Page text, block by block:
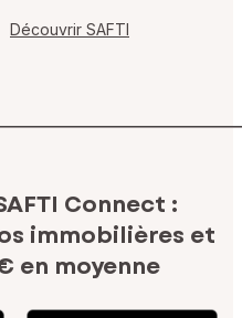
Découvrir SAFTI
Connect :
immobilières et
en moyenne